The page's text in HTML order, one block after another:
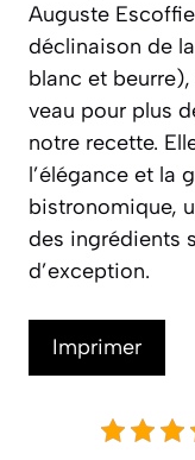
Auguste
déclinaison de
blanc et
veau pour plus
notre recette.
l’élégance et la
bistronomique,
des ingrédients
d’exception.
Imprimer